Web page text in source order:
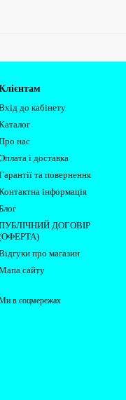
до кабінету
нас
і доставка
та повернення
інформація
ДОГОВІР
про магазин
сайту
в соцмережах